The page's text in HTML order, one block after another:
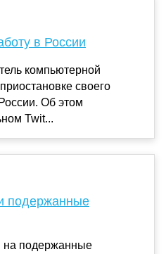
в России
компьютерной
своего
Об этом
Twit...
подержанные
на подержанные